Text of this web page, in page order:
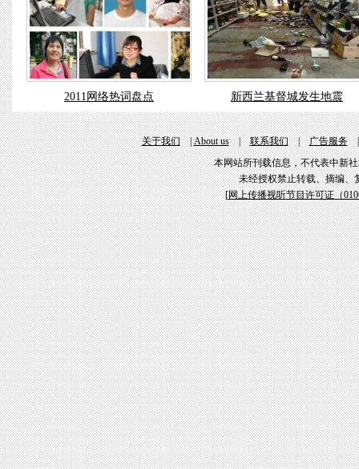
2011网络热词盘点 新西兰基督城发生地震
关于我们|About us|联系我们|广告服务
本网站所刊载信息，不代表中新
未经授权禁止转载、摘编、
[网上传播视听节目许可证（